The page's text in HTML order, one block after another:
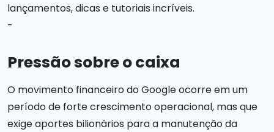
lançamentos, dicas e tutoriais incríveis.
-
Pressão sobre o caixa
O movimento financeiro do Google ocorre em um
período de forte crescimento operacional, mas que
exige aportes bilionários para a manutenção da